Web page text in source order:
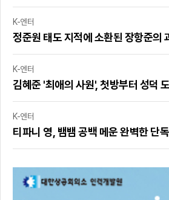
K-엔터
정준원 태도 지적에 소환된 장항준의
K-엔터
김혜준 '최애의 사원', 첫방부터 성덕
K-엔터
티파니 영, 뱀뱀 공백 메운 완벽한 단